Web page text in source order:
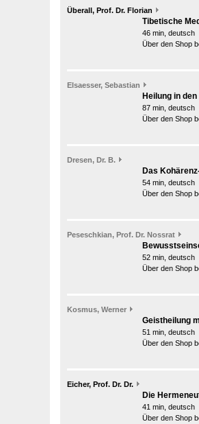
Überall, Prof. Dr. Florian
Tibetische
46 min, deutsch
Über den Shop
Elsaesser, Sebastian
Heilung in
87 min, deutsch
Über den Shop
Dresen, Dr. B.
Das
54 min, deutsch
Über den Shop
Peseschkian, Prof. Dr. Nossrat
52 min, deutsch
Über den Shop
Kosmus, Werner
Geistheilung
51 min, deutsch
Über den Shop
Eicher, Prof. Dr. Dr.
Die
41 min, deutsch
Über den Shop